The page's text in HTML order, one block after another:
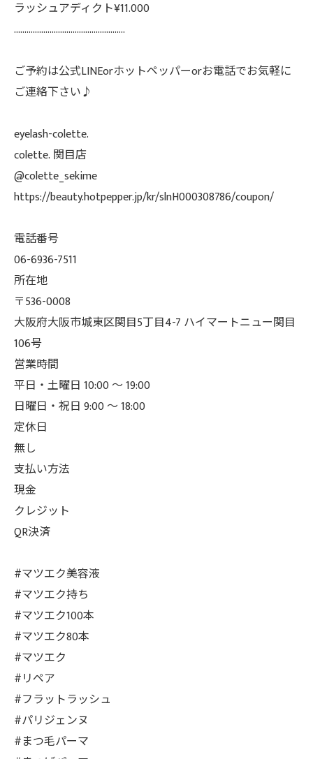
ラッシュアディクト¥11.000
.....................................................
ご予約は公式LINEorホットペッパーorお電話でお気軽に
ご連絡下さい♪
eyelash-colette.
colette. 関目店
@colette_sekime
https://beauty.hotpepper.jp/kr/slnH000308786/coupon/
電話番号
06-6936-7511
所在地
〒536-0008
大阪府大阪市城東区関目5丁目4-7 ハイマートニュー関目
106号
営業時間
平日・土曜日 10:00 ～ 19:00
日曜日・祝日 9:00 ～ 18:00
定休日
無し
支払い方法
現金
クレジット
QR決済
#マツエク美容液
#マツエク持ち
#マツエク100本
#マツエク80本
#マツエク
#リペア
#フラットラッシュ
#パリジェンヌ
#まつ毛パーマ